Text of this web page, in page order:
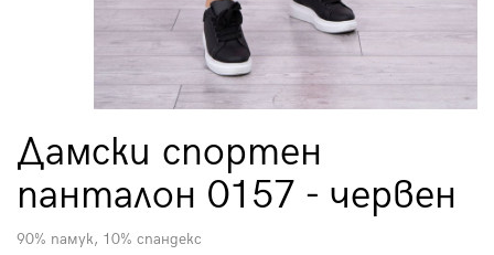
Дамски спортен
панталон 0157 - червен
90% памук, 10% спандекс